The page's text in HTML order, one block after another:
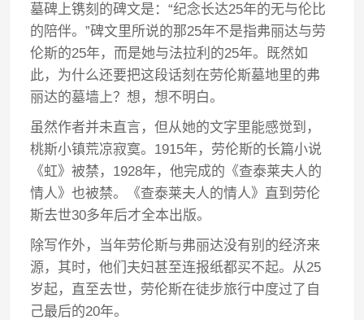
墓碑上镌刻的碑文是：“纪念长达25年的无与伦比
的陪伴。”碑文里所说的那25年不是指弗丽达与劳
伦斯的25年，而是她与法拉利的25年。既然如
此，为什么还要把这段话刻在劳伦斯墓地里的弗
丽达的墓墙上？想，想不明白。
虽然作者并未直言，但从她的文字里能感觉到，
桃斯小镇荒凉寂寞。1915年，劳伦斯的长篇小说
《虹》被禁，1928年，他完成的《查泰莱夫人的
情人》也被禁。《查泰莱夫人的情人》直到劳伦
斯去世30多年后才全本出版。
除写作外，当年劳伦斯与弗丽达没有别的经济来
源，其时，他们夫妇甚至连报纸都买不起。从25
岁起，直至去世，劳伦斯在徒步旅行中度过了自
己最后的20年。